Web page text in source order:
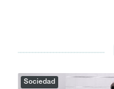
Sociedad